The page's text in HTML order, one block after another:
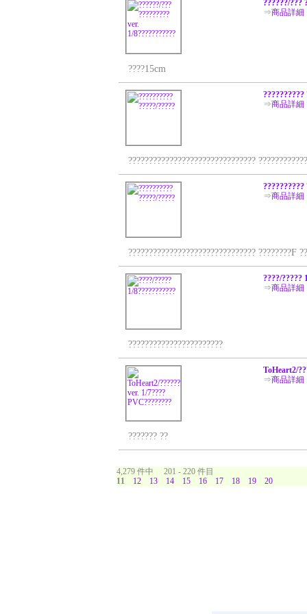
??????/???
⇒商品詳細
????15cm
??????????
⇒商品詳細
???????????????????????????????
??????????
⇒商品詳細
??????????????????????????????? ????????F
????/?????
⇒商品詳細
???????????????????????
ToHeart2/
⇒商品詳細
??????? ??
4,279 件中 201 - 220 件目
11
12 13 14 15 16 17 18 19 20